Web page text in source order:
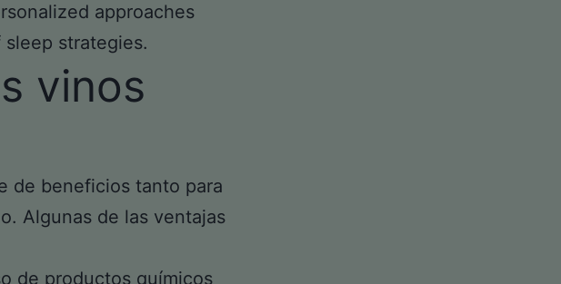
approaches
strategies.
vinos
de beneficios tanto para
Algunas de las ventajas
de productos químicos